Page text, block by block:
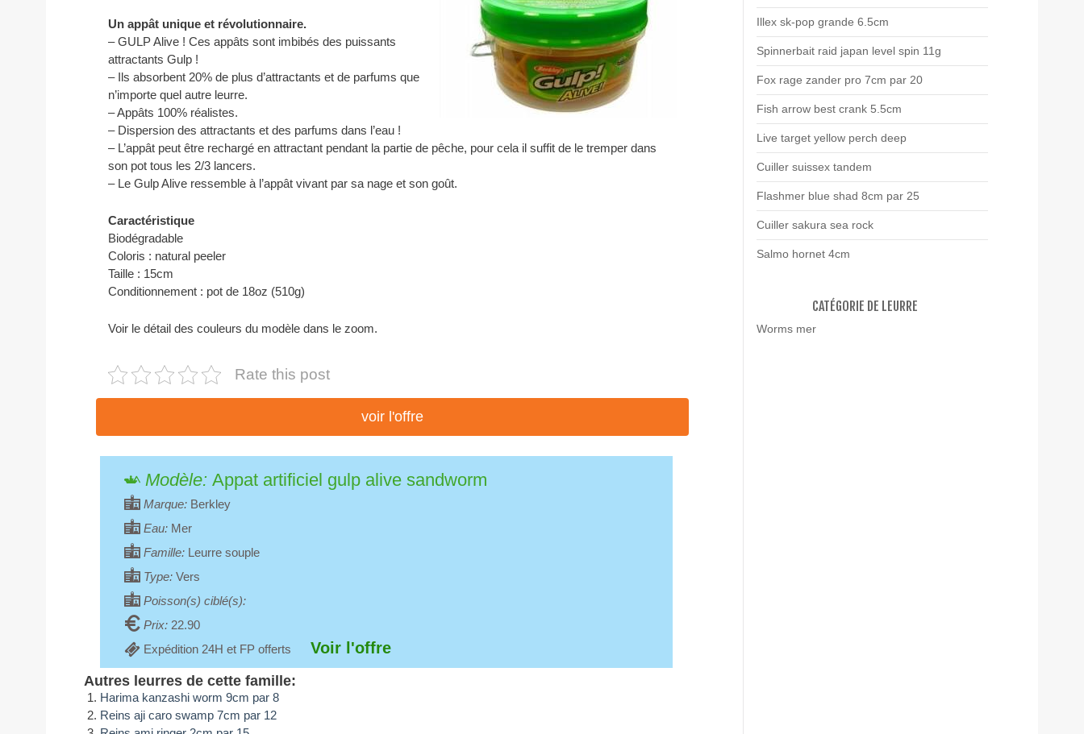
Un appât unique et révolutionnaire.
– GULP Alive ! Ces appâts sont imbibés des puissants
attractants Gulp !
– Ils absorbent 20% de plus d’attractants et de parfums que
n’importe quel autre leurre.
– Appâts 100% réalistes.
– Dispersion des attractants et des parfums dans l’eau !
– L’appât peut être rechargé en attractant pendant la partie de pêche, pour cela il suffit de le tremper dans
son pot tous les 2/3 lancers.
– Le Gulp Alive ressemble à l’appât vivant par sa nage et son goût.
Caractéristique
Biodégradable
Coloris : natural peeler
Taille : 15cm
Conditionnement : pot de 18oz (510g)
Voir le détail des couleurs du modèle dans le zoom.
Rate this post
voir l'offre
Modèle: Appat artificiel gulp alive sandworm
Marque: Berkley
Eau: Mer
Famille: Leurre souple
Type: Vers
Poisson(s) ciblé(s):
Prix: 22.90
Expédition 24H et FP offerts
Voir l'offre
Autres leurres de cette famille:
Harima kanzashi worm 9cm par 8
Reins aji caro swamp 7cm par 12
Illex sk-pop grande 6.5cm
Spinnerbait raid japan level spin 11g
Fox rage zander pro 7cm par 20
Fish arrow best crank 5.5cm
Live target yellow perch deep
Cuiller suissex tandem
Flashmer blue shad 8cm par 25
Cuiller sakura sea rock
Salmo hornet 4cm
CATÉGORIE DE LEURRE
Worms mer